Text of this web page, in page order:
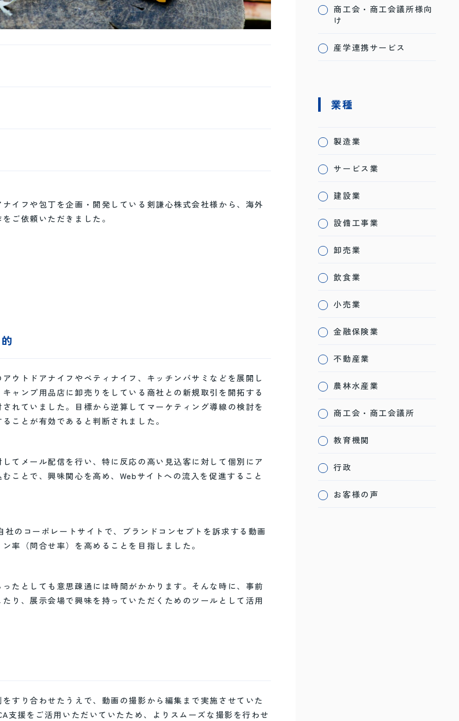
イフや包丁を企画・開発している剣謙心株式会社様から、海外
ご依頼いただきました。
ウトドアナイフやペティナイフ、キッチンバサミなどを展開し
ャンプ用品店に卸売りをしている商社との新規取引を開拓する
れていました。目標から逆算してマーケティング導線の検討を
ことが有効であると判断されました。
てメール配信を行い、特に反応の高い見込客に対して個別にア
ことで、興味関心を高め、Webサイトへの流入を促進すること
のコーポレートサイトで、ブランドコンセプトを訴求する動画
率（問合せ率）を高めることを目指しました。
たとしても意思疎通には時間がかかります。そんな時に、事前
り、展示会場で興味を持っていただくためのツールとして活用
すり合わせたうえで、動画の撮影から編集まで実施させていた
支援をご活用いただいていたため、よりスムーズな撮影を行わせ
商工会・商工会議所様向
け
産学連携サービス
業種
製造業
サービス業
建設業
設備工事業
卸売業
飲食業
小売業
金融保険業
不動産業
農林水産業
商工会・商工会議所
教育機関
行政
お客様の声